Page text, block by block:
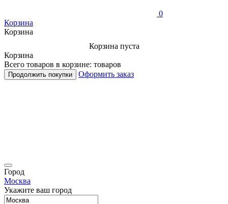
0
Корзина
Корзина
Корзина пуста
Корзина
Всего товаров в корзине: товаров
Продолжить покупки Оформить заказ
Город
Москва
Укажите ваш город